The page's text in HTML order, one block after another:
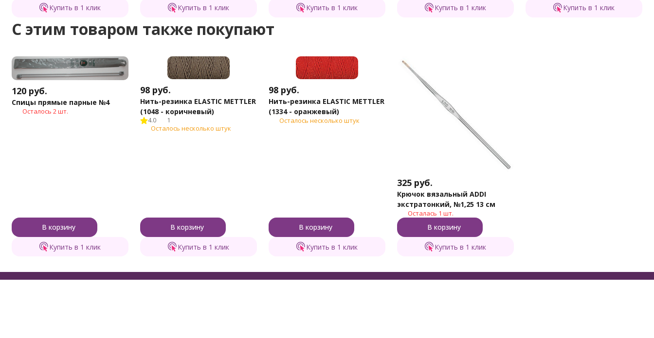
Купить в 1 клик Купить в 1 клик Купить в 1 клик Купить в 1 клик Купить в 1 клик
C этим товаром также покупают
120 руб.
Спицы прямые парные №4
Осталось 2 шт.
В корзину
Купить в 1 клик
98 руб.
Нить-резинка ELASTIC METTLER
(1048 - коричневый)
4.0 1
Осталось несколько штук
В корзину
Купить в 1 клик
98 руб.
Нить-резинка ELASTIC METTLER
(1334 - оранжевый)
Осталось несколько штук
В корзину
Купить в 1 клик
325 руб.
Крючок вязальный ADDI
экстратонкий, №1,25 13 см
Осталась 1 шт.
В корзину
Купить в 1 клик